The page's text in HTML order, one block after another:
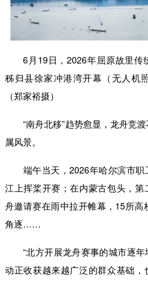
6月19日，2026年屈原故里传
秭归县徐家冲港湾开幕（无人机
（郑家裕摄）
“南舟北移”趋势愈显，龙舟竞渡
属风景。
端午当天，2026年哈尔滨市职
江上挥桨开赛；在内蒙古包头，
舟邀请赛在雨中拉开帷幕，15所高
角逐……
“北方开展龙舟赛事的城市逐年
动正收获越来越广泛的群众基础，